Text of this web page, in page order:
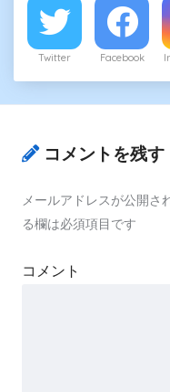
Twitter Facebook
コメントを残す
メールアドレスが公開さ
る欄は必須項目です
コメント